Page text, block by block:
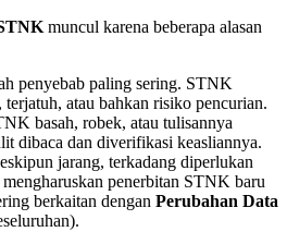
muncul karena beberapa alasan
penyebab paling sering. STNK
atau bahkan risiko pencurian.
basah, robek, atau tulisannya
dibaca dan diverifikasi keasliannya.
jarang, terkadang diperlukan
penerbitan STNK baru
berkaitan dengan Perubahan Data